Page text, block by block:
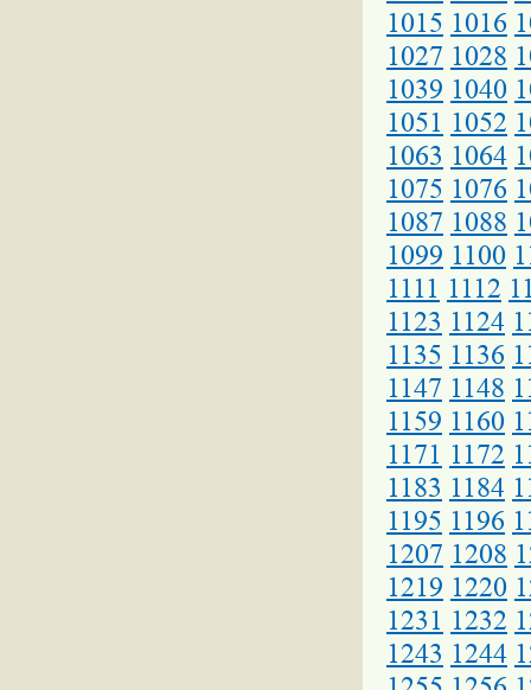
1015 1016
1027 1028
1039 1040
1051 1052
1063 1064
1075 1076
1087 1088
1099 1100
1111 1112
1123 1124
1135 1136
1147 1148
1159 1160
1171 1172
1183 1184
1195 1196
1207 1208
1219 1220
1231 1232
1243 1244